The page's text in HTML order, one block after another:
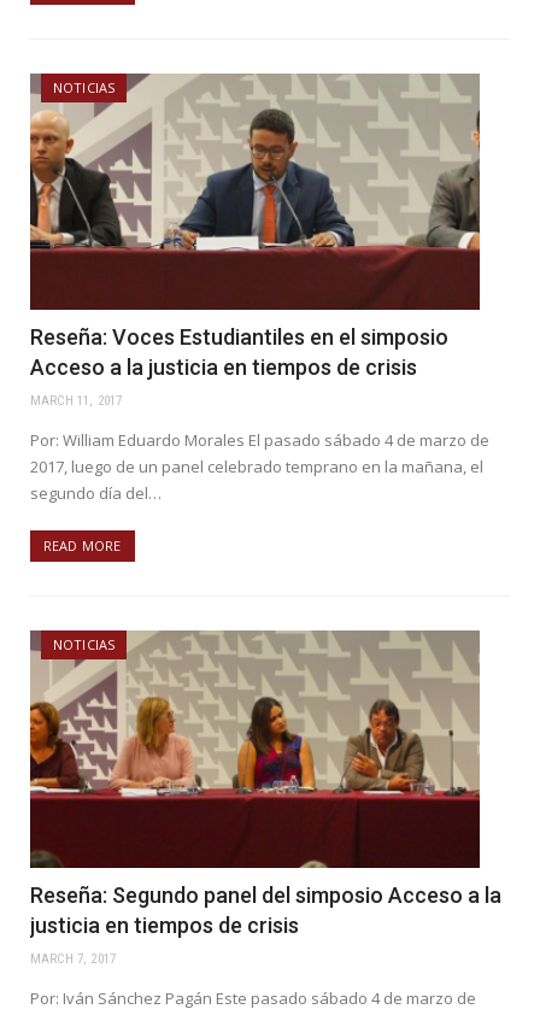
NOTICIAS
Reseña: Voces Estudiantiles en el simposio
Acceso a la justicia en tiempos de crisis
MARCH 11, 2017
Por: William Eduardo Morales El pasado sábado 4 de marzo de
2017, luego de un panel celebrado temprano en la mañana, el
segundo día del…
READ MORE
NOTICIAS
Reseña: Segundo panel del simposio Acceso a la
justicia en tiempos de crisis
MARCH 7, 2017
Por: Iván Sánchez Pagán Este pasado sábado 4 de marzo de